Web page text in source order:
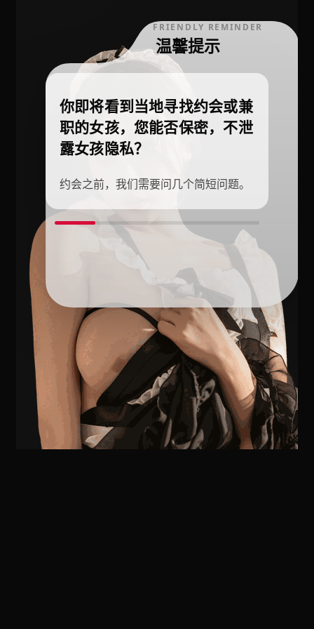
FRIENDLY REMINDER
温馨提示
你即将看到当地寻找约会或兼
职的女孩，您能否保密，不泄
露女孩隐私？
约会之前，我们需要问几个简短问题。